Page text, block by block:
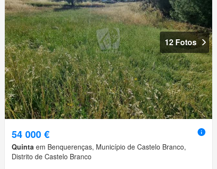
12 Fotos
54 000 €
Quinta em Benquerenças, Município de Castelo Branco,
Distrito de Castelo Branco